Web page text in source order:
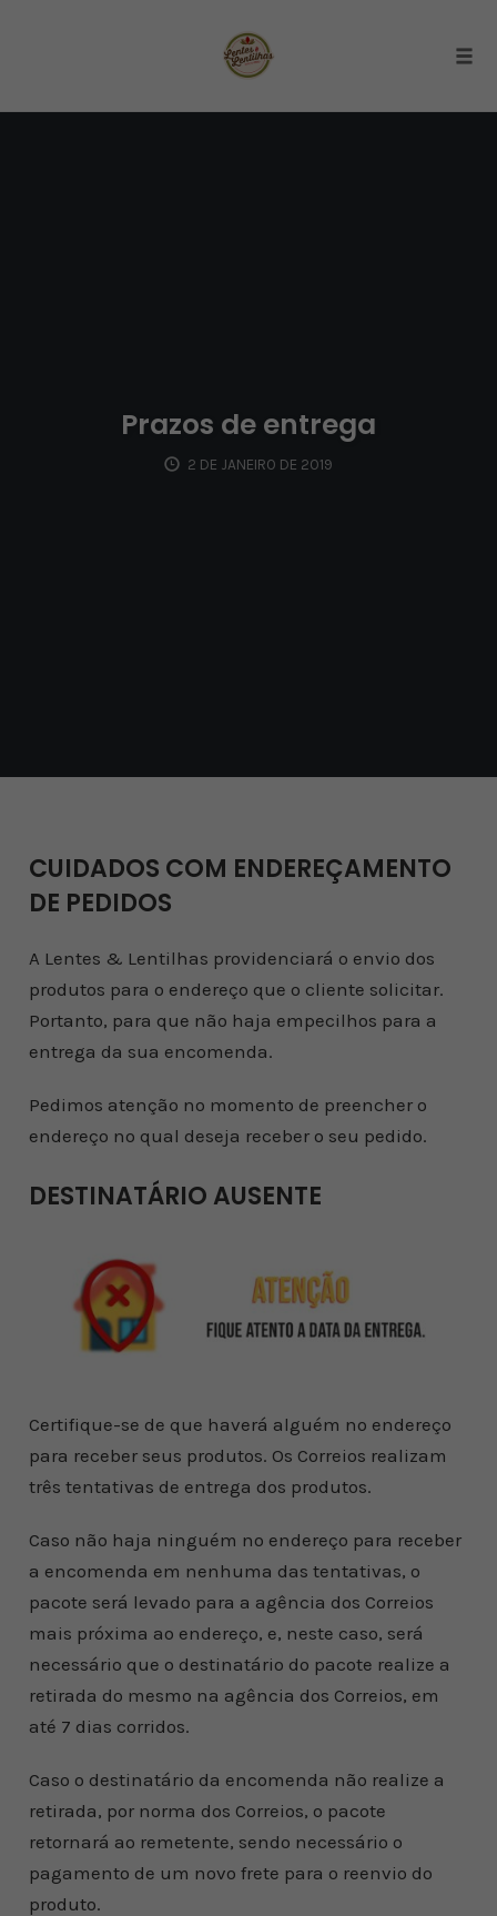
Prazos de entrega
2 DE JANEIRO DE 2019
CUIDADOS COM ENDEREÇAMENTO
DE PEDIDOS
A Lentes & Lentilhas providenciará o envio dos
produtos para o endereço que o cliente solicitar.
Portanto, para que não haja empecilhos para a
entrega da sua encomenda.
Pedimos atenção no momento de preencher o
endereço no qual deseja receber o seu pedido.
DESTINATÁRIO AUSENTE
Certifique-se de que haverá alguém no endereço
para receber seus produtos. Os Correios realizam
três tentativas de entrega dos produtos.
Caso não haja ninguém no endereço para receber
a encomenda em nenhuma das tentativas, o
pacote será levado para a agência dos Correios
mais próxima ao endereço, e, neste caso, será
necessário que o destinatário do pacote realize a
retirada do mesmo na agência dos Correios, em
até 7 dias corridos.
Caso o destinatário da encomenda não realize a
retirada, por norma dos Correios, o pacote
retornará ao remetente, sendo necessário o
pagamento de um novo frete para o reenvio do
produto.